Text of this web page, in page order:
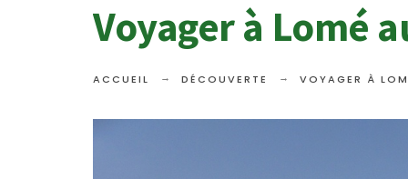
Voyager à Lomé
ACCUEIL DÉCOUVERTE VOYAGER À